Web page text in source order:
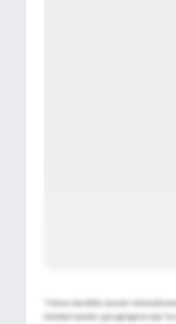
“Hemos decidido vacunar
Sanidad ruandés, que agregaron que